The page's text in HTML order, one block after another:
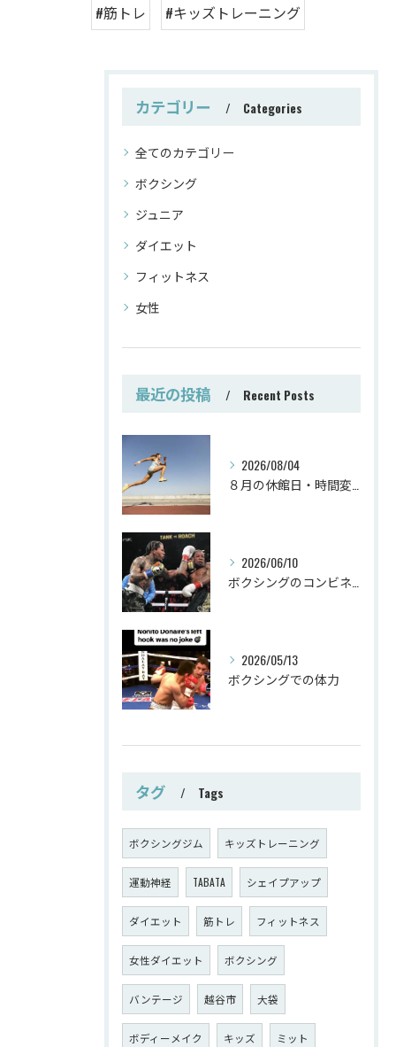
#筋トレ
#キッズトレーニング
カテゴリー Categories
全てのカテゴリー
ボクシング
ジュニア
ダイエット
フィットネス
女性
最近の投稿 Recent Posts
2026/08/04
2026/06/10
2026/05/13
ボクシングでの体力
タグ Tags
ボクシングジム キッズトレーニング
運動神経 TABATA シェイプアップ
ダイエット 筋トレ フィットネス
女性ダイエット ボクシング
バンテージ 越谷市 大袋
ボディーメイク キッズ ミット